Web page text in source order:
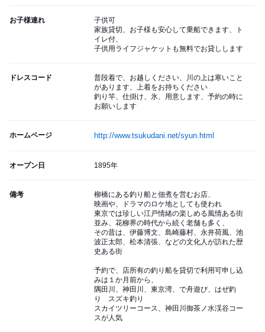
お子様連れ
子供可
家族貸切、お子様も安心して乗船できます、ト
イレ付、
子供用ライフジャケットも無料でお貸しします
ドレスコード
普段着で、お越しください、川の上は寒いこと
があります、上着をお持ちください
釣り竿、仕掛け、氷、用意します、予約の時に
お願いします
ホームページ http://www.tsukudani.net/syun.html
オープン日 1895年
備考
柳橋にある釣り船と佃煮を営むお店、
映画や、ドラマのロケ地としても使われ
東京では珍しい江戸情緒の楽しめる風情ある街
並み、花柳界の時代から続く老舗も多く、
その昔は、伊藤博文、島崎藤村、永井荷風、池
波正太郎、松本清張、などの文化人が訪れた歴
史ある街
予約で、店所有の釣り船を貸切で利用可申し込
みは１か月前から、
隅田川、神田川、東京湾、で舟遊び、はぜ釣
り スズキ釣り
スカイツリーコース、神田川御茶ノ水渓谷コー
スが人気